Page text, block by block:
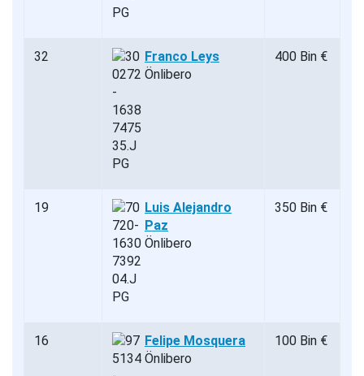
32
Franco Leys
Önlibero
400 Bin €
19
Luis Alejandro
Paz
Önlibero
350 Bin €
16
Felipe Mosquera
Önlibero
100 Bin €